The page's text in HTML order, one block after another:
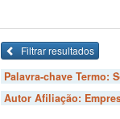
Filtrar resultados
Palavra-chave Termo:
Autor Afiliação: